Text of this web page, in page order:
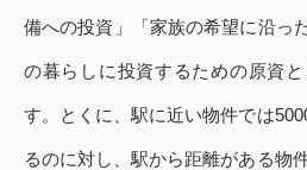
備への投資」「家族の希望に沿っ
の暮らしに投資するための原資
す。とくに、駅に近い物件では
るのに対し、駅から距離がある物